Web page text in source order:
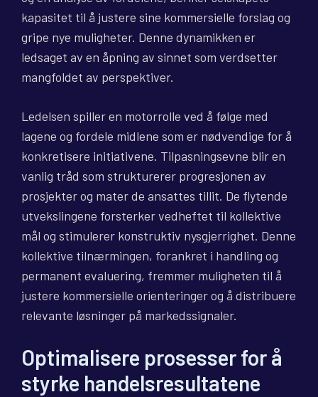
kapasitet til å justere sine kommersielle forslag og
gripe nye muligheter. Denne dynamikken er
ledsaget av en åpning av sinnet som verdsetter
mangfoldet av perspektiver.
Ledelsen spiller en motorrolle ved å følge med
lagene og fordele midlene som er nødvendige for å
konkretisere initiativene. Tilpasningsevne blir en
vanlig tråd som strukturerer progresjonen av
prosjekter og mater de ansattes tillit. De flytende
utvekslingene forsterker vedheftet til kollektive
mål og stimulerer konstruktiv nysgjerrighet. Denne
kollektive tilnærmingen, forankret i handling og
permanent evaluering, fremmer muligheten til å
justere kommersielle orienteringer og å distribuere
relevante løsninger på markedssignaler.
Optimalisere prosesser for å
styrke handelsresultatene